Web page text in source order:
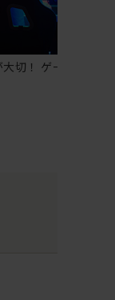
切！ ゲーミングチ